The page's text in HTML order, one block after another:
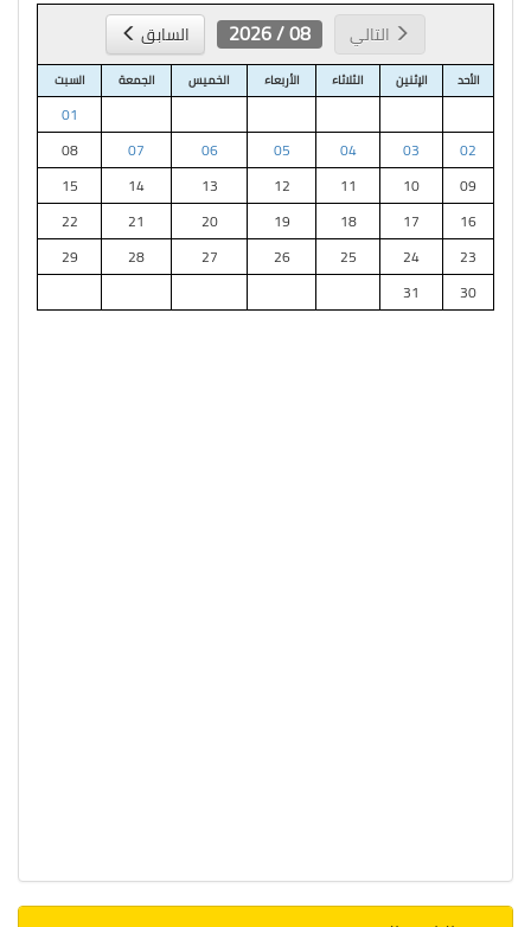
التالي 08 / 2026 السابق
الأحد الإثنين الثلاثاء الأربعاء الخميس الجمعة السبت
01
02
03
04
05
06
07
08
09
10
11
12
13
14
15
16
17
18
19
20
21
22
23
24
25
26
27
28
29
30
31